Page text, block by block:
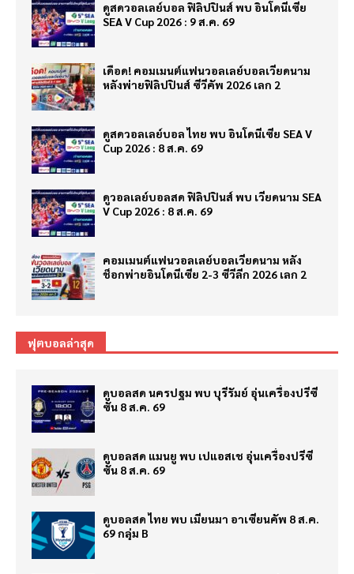
ดูสดวอลเลย์บอล ฟิลิปปินส์ พบ อินโดนีเซีย
SEA V Cup 2026 : 9 ส.ค. 69
เดือด! คอมเมนต์แฟนวอลเลย์บอลเวียดนาม
หลังพ่ายฟิลิปปินส์ ซีวีคัพ 2026 เลก 2
ดูสดวอลเลย์บอล ไทย พบ อินโดนีเซีย SEA V
Cup 2026 : 8 ส.ค. 69
ดูวอลเลย์บอลสด ฟิลิปปินส์ พบ เวียดนาม SEA
V Cup 2026 : 8 ส.ค. 69
คอมเมนต์แฟนวอลเลย์บอลเวียดนาม หลัง
ช็อกพ่ายอินโดนีเซีย 2-3 ซีวีลีก 2026 เลก 2
ฟุตบอลล่าสุด
ดูบอลสด นครปฐม พบ บุรีรัมย์ อุ่นเครื่องปรีซี
ซั่น 8 ส.ค. 69
ดูบอลสด แมนยู พบ เปแอสเช อุ่นเครื่องปรีซี
ซั่น 8 ส.ค. 69
ดูบอลสด ไทย พบ เมียนมา อาเซียนคัพ 8 ส.ค.
69 กลุ่ม B